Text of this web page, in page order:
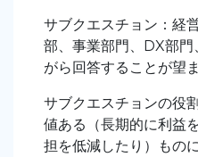
サブクエスチョン：経
部、事業部門、DX部
がら回答することが望
サブクエスチョンの役
値ある（長期的に利益
担を低減したり）もの